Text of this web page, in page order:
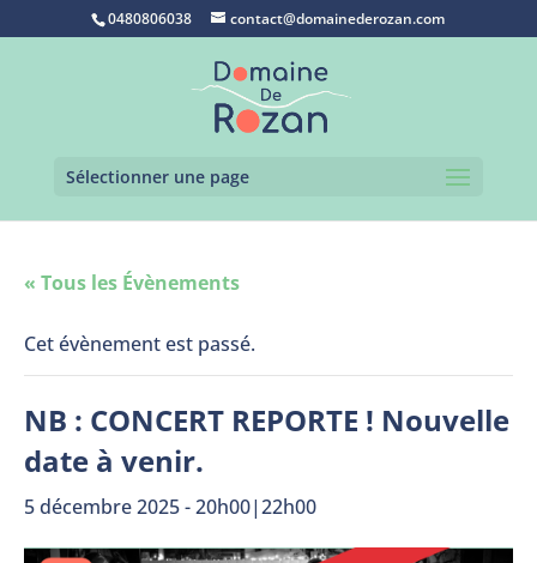
0480806038 contact@domainederozan.com
Sélectionner une page
« Tous les Évènements
Cet évènement est passé.
NB : CONCERT REPORTE ! Nouvelle
date à venir.
5 décembre 2025 - 20h00|22h00